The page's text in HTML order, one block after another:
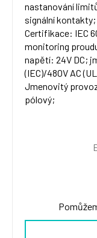
nastanování
signální kontakty;
Certifikace: IEC
monitoring
napětí: 24V DC;
(IEC)/480V AC
Jmenovitý
pólový;